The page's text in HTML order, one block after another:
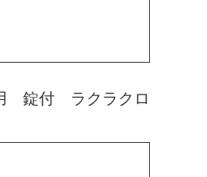
錠付 ラクラクロ